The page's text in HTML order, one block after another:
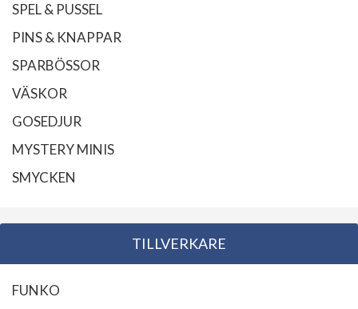
SPEL & PUSSEL
PINS & KNAPPAR
SPARBÖSSOR
VÄSKOR
GOSEDJUR
MYSTERY MINIS
SMYCKEN
TILLVERKARE
FUNKO